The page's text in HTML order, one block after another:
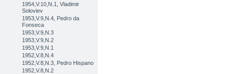
1954,V.10,N.1, Vladimir
Soloviev
1953,V.9,N.4, Pedro da
Fonseca
1953,V.9,N.3
1953,V.9,N.2
1953,V.9,N.1
1952,V.8,N.4
1952,V.8,N.3, Pedro Hispano
1952,V.8,N.2